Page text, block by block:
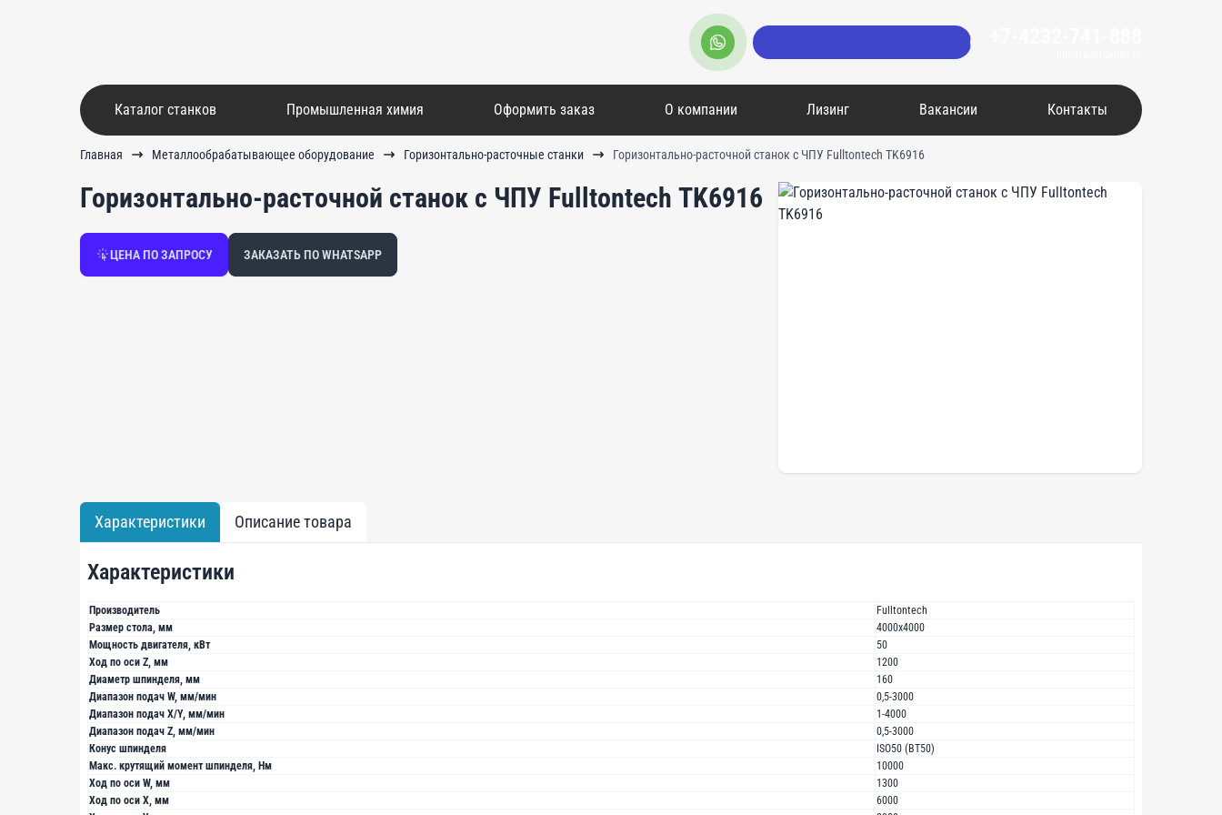
Каталог станков Промышленная химия Оформить заказ О компании Лизинг Вакансии Контакты
Главная Металлообрабатывающее оборудование Горизонтально-расточные станки Горизонтально-расточной станок с ЧПУ Fulltontech ТK6916
Горизонтально-расточной станок с ЧПУ Fulltontech ТK6916
ЦЕНА ПО ЗАПРОСУ ЗАКАЗАТЬ ПО WHATSAPP
Характеристики Описание товара
Характеристики
Производитель
Fulltontech
Размер стола, мм
4000х4000
Мощность двигателя, кВт
50
Ход по оси Z, мм
1200
Диаметр шпинделя, мм
160
Диапазон подач W, мм/мин
0,5-3000
Диапазон подач X/Y, мм/мин
1-4000
Диапазон подач Z, мм/мин
0,5-3000
Конус шпинделя
ISO50 (ВТ50)
Макс. крутящий момент шпинделя, Нм
10000
Ход по оси W, мм
1300
Ход по оси X, мм
6000